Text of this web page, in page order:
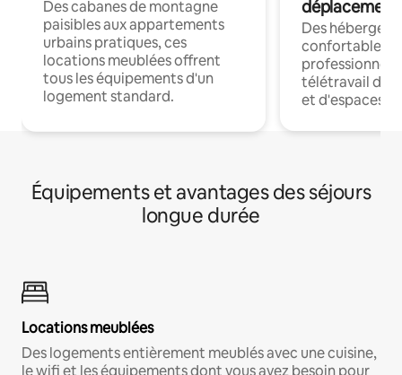
Des cabanes de montagne
paisibles aux appartements
urbains pratiques, ces
locations meublées offrent
tous les équipements d'un
logement standard.
déplacement
Des
confortables
professionnels
télétravail
et d'espaces
Équipements et avantages des séjours
longue durée
Locations meublées
Des logements entièrement meublés avec une cuisine,
le wifi et les équipements dont vous avez besoin pour